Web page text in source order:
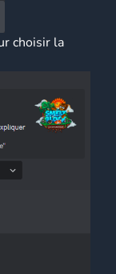
choisir la